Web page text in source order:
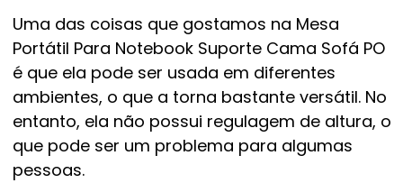
Uma das coisas que gostamos na Mesa
Portátil Para Notebook Suporte Cama Sofá PO
é que ela pode ser usada em diferentes
ambientes, o que a torna bastante versátil. No
entanto, ela não possui regulagem de altura, o
que pode ser um problema para algumas
pessoas.